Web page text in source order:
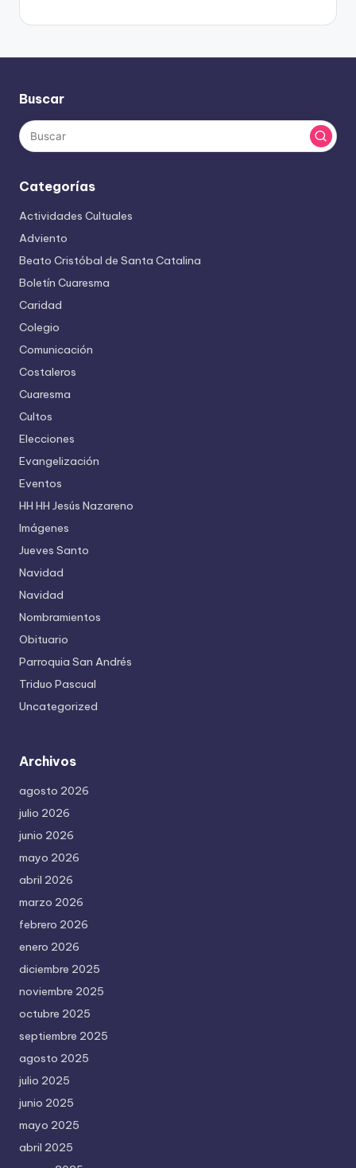
Buscar
Categorías
Actividades Cultuales
Adviento
Beato Cristóbal de Santa Catalina
Boletín Cuaresma
Caridad
Colegio
Comunicación
Costaleros
Cuaresma
Cultos
Elecciones
Evangelización
Eventos
HH HH Jesús Nazareno
Imágenes
Jueves Santo
Navidad
Navidad
Nombramientos
Obituario
Parroquia San Andrés
Triduo Pascual
Uncategorized
Archivos
agosto 2026
julio 2026
junio 2026
mayo 2026
abril 2026
marzo 2026
febrero 2026
enero 2026
diciembre 2025
noviembre 2025
octubre 2025
septiembre 2025
agosto 2025
julio 2025
junio 2025
mayo 2025
abril 2025